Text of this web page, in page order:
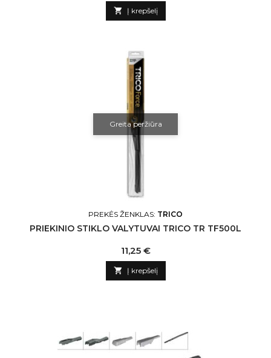
 Į krepšelį
Greita peržiūra
PREKĖS ŽENKLAS: TRICO
PRIEKINIO STIKLO VALYTUVAI TRICO TR TF500L
Kaina
11,25 €
 Į krepšelį